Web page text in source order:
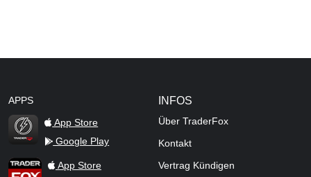
APPS
TraderFox Flash
App Store
Google Play
TraderFox AppApp Store
INFOS
Über TraderFox
Kontakt
Vertrag Kündigen